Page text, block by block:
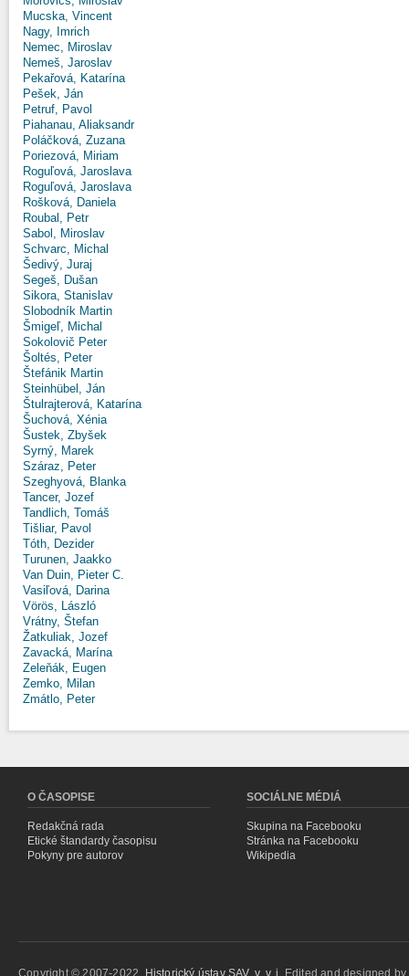
Mucska, Vincent
Nagy, Imrich
Nemec, Miroslav
Nemeš, Jaroslav
Pekařová, Katarína
Pešek, Ján
Petruf, Pavol
Piahanau, Aliaksandr
Poláčková, Zuzana
Poriezová, Miriam
Roguľová, Jaroslava
Roguľová, Jaroslava
Rošková, Daniela
Roubal, Petr
Sabol, Miroslav
Schvarc, Michal
Šedivý, Juraj
Segeš, Dušan
Sikora, Stanislav
Slobodník Martin
Šmigeľ, Michal
Sokolovič Peter
Šoltés, Peter
Štefánik Martin
Steinhübel, Ján
Štulrajterová, Katarína
Šuchová, Xénia
Šustek, Zbyšek
Syrný, Marek
Száraz, Peter
Szeghyová, Blanka
Tancer, Jozef
Tandlich, Tomáš
Tišliar, Pavol
Tóth, Dezider
Turunen, Jaakko
Van Duin, Pieter C.
Vasiľová, Darina
Vörös, László
Vrátny, Štefan
Žatkuliak, Jozef
Zavacká, Marína
Zeleňák, Eugen
Zemko, Milan
Zmátlo, Peter
O ČASOPISE
Redakčná rada
Etické štandardy časopisu
Pokyny pre autorov
SOCIÁLNE MÉDIÁ
Skupina na Facebooku
Stránka na Facebooku
Wikipedia